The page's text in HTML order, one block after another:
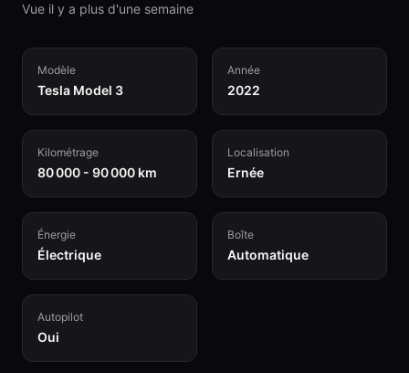
Vue il y a plus d'une semaine
Modèle
Tesla Model 3
Année
2022
Kilométrage
80 000 - 90 000 km
Localisation
Ernée
Énergie
Électrique
Boîte
Automatique
Autopilot
Oui